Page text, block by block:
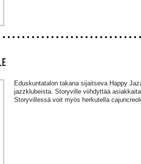
Eduskuntatalon takana sijaitseva Happy
jazzklubeista. Storyville viihdyttää
Storyvillessä voit myös herkutella